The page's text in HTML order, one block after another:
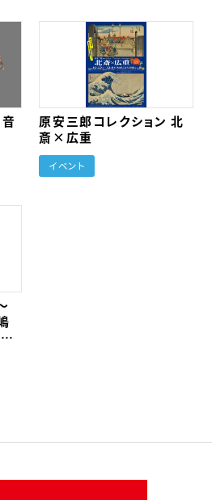
原安三郎コレクション 北
斎×広重
イベント